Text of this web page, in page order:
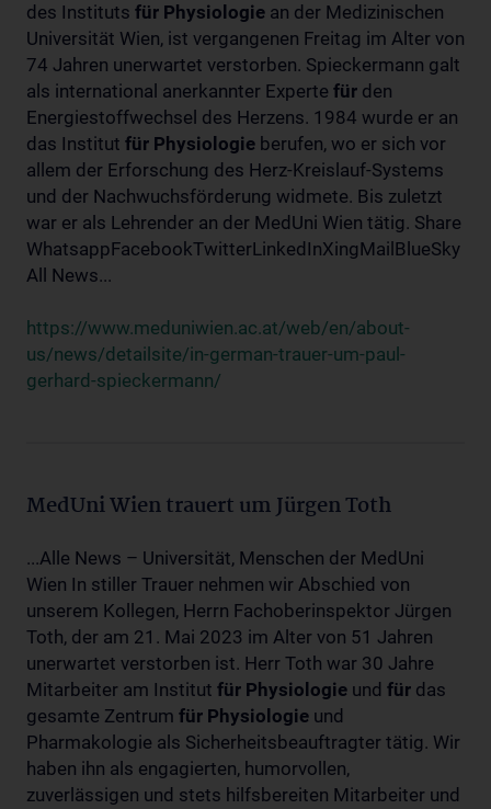
des Instituts für Physiologie an der Medizinischen
Universität Wien, ist vergangenen Freitag im Alter von
74 Jahren unerwartet verstorben. Spieckermann galt
als international anerkannter Experte für den
Energiestoffwechsel des Herzens. 1984 wurde er an
das Institut für Physiologie berufen, wo er sich vor
allem der Erforschung des Herz-Kreislauf-Systems
und der Nachwuchsförderung widmete. Bis zuletzt
war er als Lehrender an der MedUni Wien tätig. Share
WhatsappFacebookTwitterLinkedInXingMailBlueSky
All News...
https://www.meduniwien.ac.at/web/en/about-
us/news/detailsite/in-german-trauer-um-paul-
gerhard-spieckermann/
MedUni Wien trauert um Jürgen Toth
...Alle News – Universität, Menschen der MedUni
Wien In stiller Trauer nehmen wir Abschied von
unserem Kollegen, Herrn Fachoberinspektor Jürgen
Toth, der am 21. Mai 2023 im Alter von 51 Jahren
unerwartet verstorben ist. Herr Toth war 30 Jahre
Mitarbeiter am Institut für Physiologie und für das
gesamte Zentrum für Physiologie und
Pharmakologie als Sicherheitsbeauftragter tätig. Wir
haben ihn als engagierten, humorvollen,
zuverlässigen und stets hilfsbereiten Mitarbeiter und